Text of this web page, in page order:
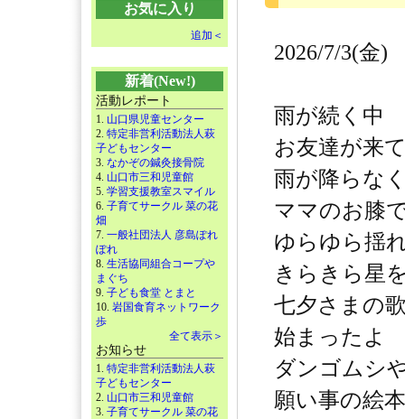
お気に入り
追加＜
新着(New!)
活動レポート
1. 山口県児童センター
2. 特定非営利活動法人萩
子どもセンター
3. なかぞの鍼灸接骨院
4. 山口市三和児童館
5. 学習支援教室スマイル
6. 子育てサークル 菜の花
畑
7. 一般社団法人 彦島ぽれ
ぽれ
8. 生活協同組合コープや
まぐち
9. 子ども食堂 とまと
10. 岩国食育ネットワーク
歩
全て表示＞
お知らせ
1. 特定非営利活動法人萩
子どもセンター
2. 山口市三和児童館
3. 子育てサークル 菜の花
2026/7/3(金)
雨が続く中
お友達が来
雨が降らな
ママのお膝
ゆらゆら揺
きらきら星
七夕さまの
始まったよ
ダンゴムシ
願い事の絵